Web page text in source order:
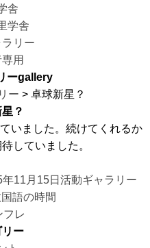
舎
学舎
リー
用
ーgallery
ー > 卓球新星？
？
いました。続けてくれるか
していました。
年11月15日 カ
活動ギャラリー
語の時間
フレ
リー